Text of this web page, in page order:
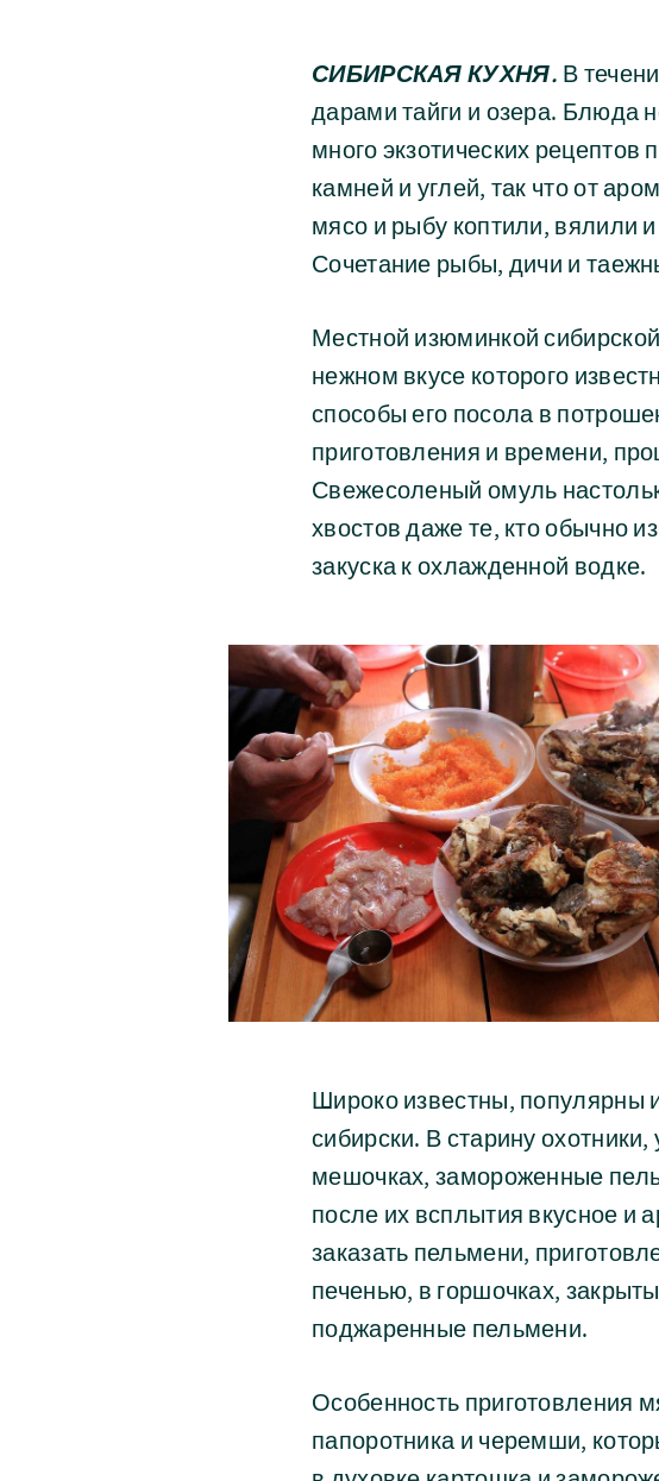
СИБИРСКАЯ КУХНЯ. В
дарами тайги и озера. Блюда
много экзотических
камней и углей, так что от
мясо и рыбу коптили, вялили
Сочетание рыбы, дичи и
Местной изюминкой
нежном вкусе которого
способы его посола в
приготовления и времени,
Свежесоленый омуль
хвостов даже те, кто обычно
закуска к охлажденной водке.
Широко известны, популярны
сибирски. В старину
мешочках, замороженные
после их всплытия вкусное и
заказать пельмени,
печенью, в горшочках,
поджаренные пельмени.
Особенность приготовления
папоротника и черемши,